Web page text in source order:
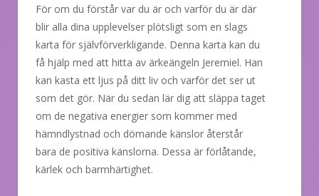
För om du förstår var du är och varför du är där
blir alla dina upplevelser plötsligt som en slags
karta för självförverkligande. Denna karta kan du
få hjälp med att hitta av ärkeängeln Jeremiel. Han
kan kasta ett ljus på ditt liv och varför det ser ut
som det gör. När du sedan lär dig att släppa taget
om de negativa energier som kommer med
hämndlystnad och dömande känslor återstår
bara de positiva känslorna. Dessa är förlåtande,
kärlek och barmhärtighet.